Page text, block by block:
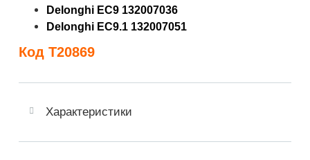
Delonghi EC9 132007036
Delonghi EC9.1 132007051
Код T20869
Характеристики